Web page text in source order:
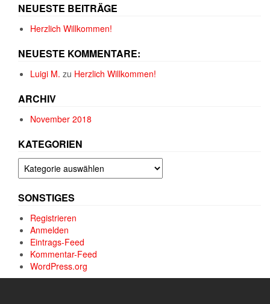
NEUESTE BEITRÄGE
Herzlich Willkommen!
NEUESTE KOMMENTARE:
Luigi M. zu Herzlich Willkommen!
ARCHIV
November 2018
KATEGORIEN
Kategorien
SONSTIGES
Registrieren
Anmelden
Eintrags-Feed
Kommentar-Feed
WordPress.org